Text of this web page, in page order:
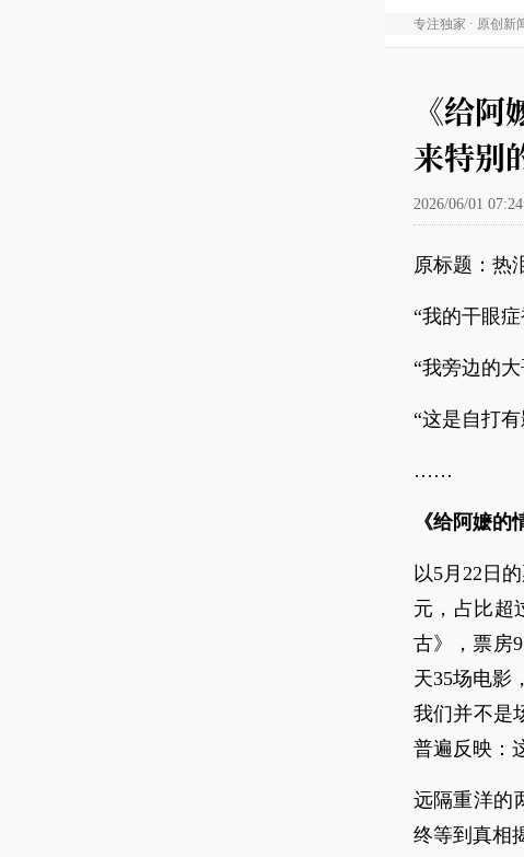
专注独家 · 原创新
《给
来特别
2026/06/01 07:24
原标题：热
“我的干眼
“我旁边的
“这是自打
……
《给阿嬷的
以5月22日
元，占比超
古》，票房
天35场电影
我们并不是
普遍反映：
远隔重洋的
终等到真相